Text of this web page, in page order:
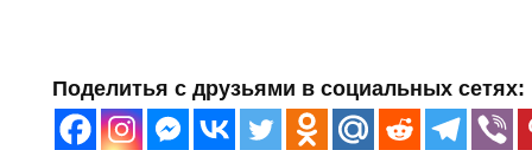
Поделитья с друзьями в социальных сетях: